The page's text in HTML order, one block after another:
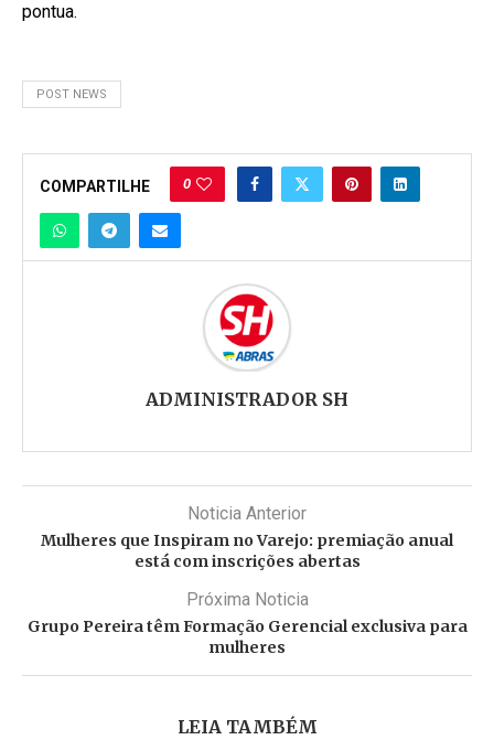
pontua.
POST NEWS
COMPARTILHE 0
ADMINISTRADOR SH
Noticia Anterior
Mulheres que Inspiram no Varejo: premiação anual
está com inscrições abertas
Próxima Noticia
Grupo Pereira têm Formação Gerencial exclusiva para
mulheres
LEIA TAMBÉM